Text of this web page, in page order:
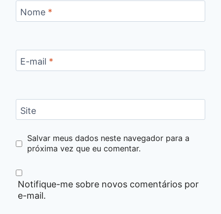
Nome *
E-mail *
Site
Salvar meus dados neste navegador para a
próxima vez que eu comentar.
Notifique-me sobre novos comentários por
e-mail.